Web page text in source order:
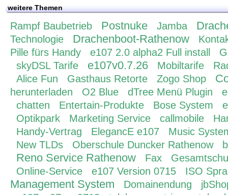
weitere Themen
Rampf Baubetrieb Postnuke Jamba
Technologie Drachenboot-Rathenow
Pille fürs Handy
e107 2.0 alpha2 Full install
skyDSL Tarife
e107v0.7.26 Mobiltarife
Alice Fun
Gasthaus Retorte Zogo Shop
herunterladen O2 Blue dTree Menü Plugin
chatten
Entertain-Produkte Bose System
Optikpark
Marketing Service callmobile
Handy-Vertrag
ElegancE e107
Music
New TLDs
Oberschule Duncker Rathenow
Reno Service Rathenow Fax
Online-Service
e107 Version 0715 ISO
Management System Domainendung